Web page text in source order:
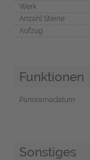
Werk
Anzahl Steine
Aufzug
Funktionen
Panoramadatum
Sonstiges